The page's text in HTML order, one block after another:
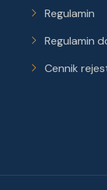
Regulamin
Regulamin
Cennik